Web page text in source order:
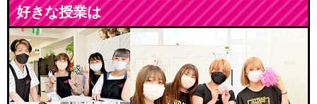
好きな授業は